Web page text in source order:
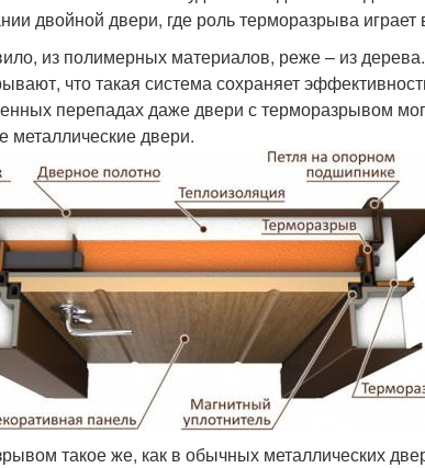
двойной двери, где роль терморазрыва
из полимерных материалов, реже – из
что такая система сохраняет
перепадах даже двери с терморазрывом
металлические двери.
такое же, как в обычных металлических